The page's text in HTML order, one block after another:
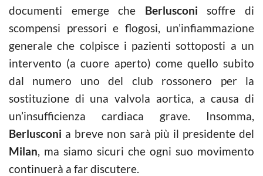
documenti emerge che Berlusconi soffre di
scompensi pressori e flogosi, un’infiammazione
generale che colpisce i pazienti sottoposti a un
intervento (a cuore aperto) come quello subito
dal numero uno del club rossonero per la
sostituzione di una valvola aortica, a causa di
un’insufficienza cardiaca grave. Insomma,
Berlusconi a breve non sarà più il presidente del
Milan, ma siamo sicuri che ogni suo movimento
continuerà a far discutere.